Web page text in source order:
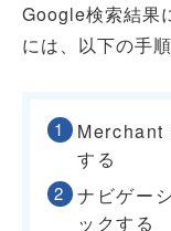
Google検索結果
には、以下の手
Merchant
する
ナビゲー
ックする